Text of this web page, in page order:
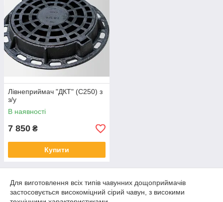
Лівнеприймач "ДКТ" (С250) з
з/у
В наявності
7 850 ₴
Купити
Для виготовлення всіх типів чавунних дощоприймачів
застосовується високоміцний сірий чавун, з високими